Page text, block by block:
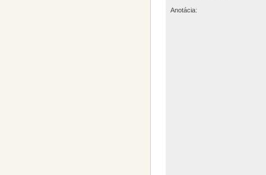
Anotácia: